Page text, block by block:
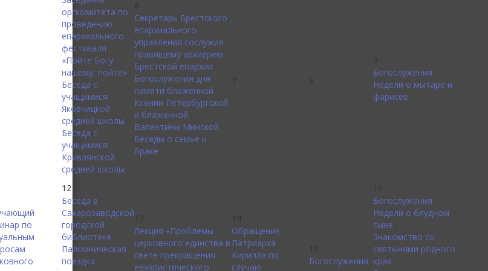
оргкомитета по
проведению
епархиального
фестиваля
«Пойте Богу
нашему, пойте»
Беседа с
учащимися
Яковчицкой
средней школы
Беседа с
учащимися
Кривлянской
средней школы
Секретарь Брестского
епархиального
управления сослужил
правящему архиерею
Брестской епархии
Богослужения дня
памяти блаженной
Ксении Петербургской
и блаженной
Валентины Минской
Беседы о семье и
браке
Богослужения
Недели о мытаре и
фарисее
по
12
Беседа в
Сахарозаводской
городской
библиотеке
Паломническая
поездка
Лекция «Проблемы
церковного единства в
свете прекращения
евхаристического
Обращение
Патриарха
Кирилла по
случаю
Богослужения
Богослужения
Недели о блудном
сыне
Знакомство со
святынями родного
края